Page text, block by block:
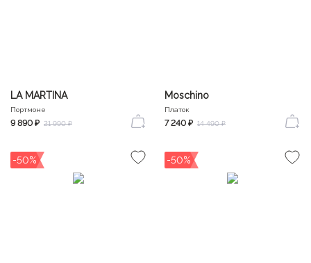
LA MARTINA
Портмоне
9 890 ₽ 21 990 ₽
Moschino
Платок
7 240 ₽ 14 490 ₽
-50% -50%